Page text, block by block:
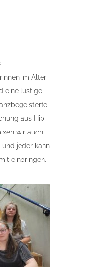
im Alter
eine lustige,
aus Hip
wir auch
jeder kann
einbringen.